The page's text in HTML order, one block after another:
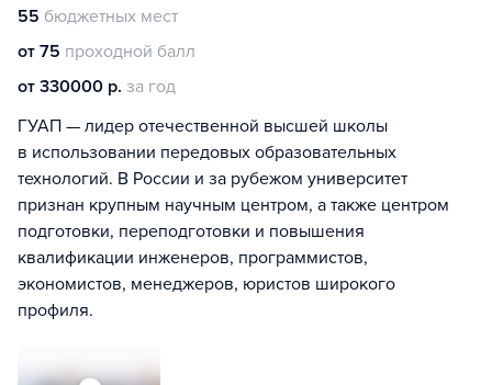
55 бюджетных мест
от 75 проходной балл
от 330000 р. за год
ГУАП — лидер отечественной высшей школы
в использовании передовых образовательных
технологий. В России и за рубежом университет
признан крупным научным центром, а также центром
подготовки, переподготовки и повышения
квалификации инженеров, программистов,
экономистов, менеджеров, юристов широкого
профиля.